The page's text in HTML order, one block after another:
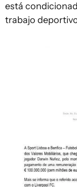
está
trabajo